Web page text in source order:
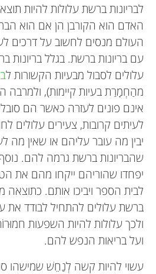
לבריונות ברשת עלולות להיות
האדם הוא הקורבן הן אם הוא
העולם מנסים לחשוב על דרכים
עם בריונות ברשת. בגלל
עלולים לסבול מבעיות הקשורות ל
מהַחְמָרַת בעיות קיימות), ולמרבה
אינם פונים לעזרה כאשר הם
לעיתים קרובות, צעירים עלולים
יבין מה עובר עליהם או שאין מה
שהבריונות ברשת גרמה להם. נוסף
יפחדו שהוריהם ייקחו מהם את
לבית הספר ויביכו אותם. כתוצאה
ברשת עלולים להתחיל לבודד את
ולכך עלולות להיות השפעות
ועל בריאות הנפש להם.
עשוי להיות קשה לְנַחֵשׁ שמישהו